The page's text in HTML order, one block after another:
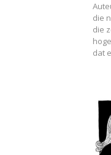
die
die
dat